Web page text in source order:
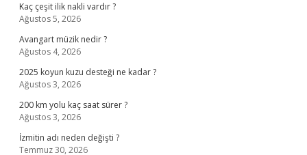
Kaç çeşit ilik nakli vardır ?
Ağustos 5, 2026
Avangart müzik nedir ?
Ağustos 4, 2026
2025 koyun kuzu desteği ne kadar ?
Ağustos 3, 2026
200 km yolu kaç saat sürer ?
Ağustos 3, 2026
İzmitin adı neden değişti ?
Temmuz 30, 2026